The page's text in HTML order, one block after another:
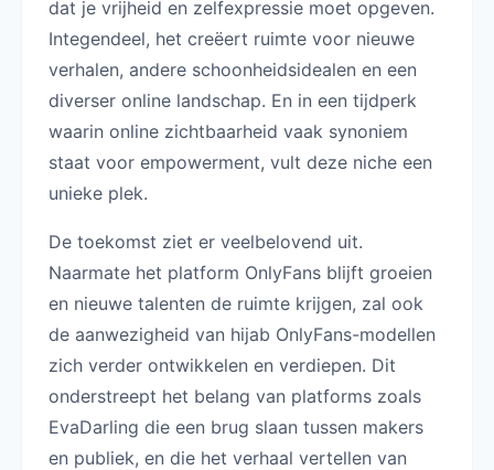
dat je vrijheid en zelfexpressie moet opgeven.
Integendeel, het creëert ruimte voor nieuwe
verhalen, andere schoonheidsidealen en een
diverser online landschap. En in een tijdperk
waarin online zichtbaarheid vaak synoniem
staat voor empowerment, vult deze niche een
unieke plek.
De toekomst ziet er veelbelovend uit.
Naarmate het platform OnlyFans blijft groeien
en nieuwe talenten de ruimte krijgen, zal ook
de aanwezigheid van hijab OnlyFans-modellen
zich verder ontwikkelen en verdiepen. Dit
onderstreept het belang van platforms zoals
EvaDarling die een brug slaan tussen makers
en publiek, en die het verhaal vertellen van